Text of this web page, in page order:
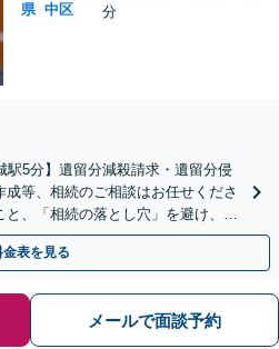
県 中区
分
駅5分】遺留分減殺請求・遺留分侵
等、相続のご相談はお任せくださ
、「相続の落とし穴」を避け、あ
良の解決を目指します。
金表を見る
メールで面談予約